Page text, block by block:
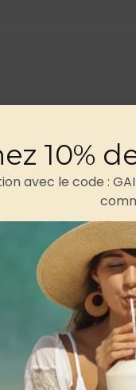
Informations
Buste (cm)
81-86
10%
avec le code :